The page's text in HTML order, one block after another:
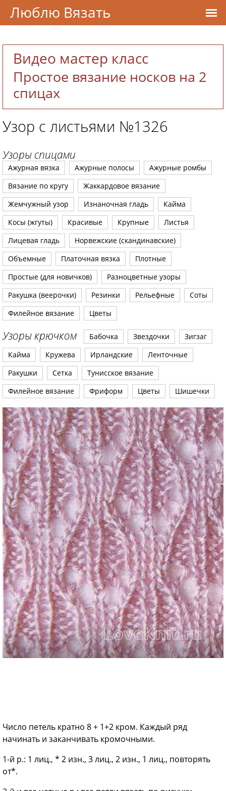
Видео мастер класс
Простое вязание носков на 2
спицах
Узор с листьями №1326
Узоры спицами
Ажурная вязка Ажурные полосы
Ажурные ромбы
Вязание по кругу
Жаккардовое вязание
Жемчужный узор
Изнаночная гладь
Кайма
Косы (жгуты)
Красивые Крупные
Листья
Лицевая гладь
Норвежские (скандинавские)
Объемные
Платочная вязка
Плотные
Простые (для новичков)
Разноцветные узоры
Ракушка (веерочки)
Резинки Рельефные
Соты
Филейное вязание
Цветы
Узоры крючком Бабочка Звездочки
Зигзаг
Кайма
Кружева Ирландские
Ленточные
Ракушки
Сетка
Тунисское вязание
Филейное вязание
Фриформ Цветы Шишечки
Число петель кратно 8 + 1+2 кром. Каждый ряд
начинать и заканчивать кромочными.
1-й р.: 1 лиц., * 2 изн., 3 лиц., 2 изн., 1 лиц., повторять
от*.
Люблю Вязать